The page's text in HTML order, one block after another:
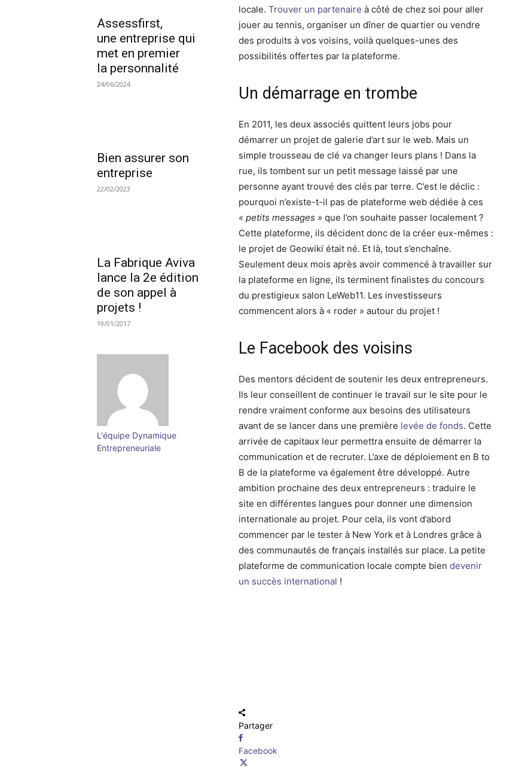
Assessfirst,
une entreprise qui
met en premier
la personnalité
24/06/2024
Bien assurer son
entreprise
22/02/2023
La Fabrique Aviva
lance la 2e édition
de son appel à
projets !
19/01/2017
L'équipe Dynamique
Entrepreneuriale
locale.Trouver un partenaire à côté de chez soi pour aller
jouer au tennis, organiser un dîner de quartier ou vendre
des produits à vos voisins, voilà quelques-unes des
possibilités offertes par la plateforme.
Un démarrage en trombe
En 2011, les deux associés quittent leurs jobs pour
démarrer un projet de galerie d’art sur le web. Mais un
simple trousseau de clé va changer leurs plans ! Dans la
rue, ils tombent sur un petit message laissé par une
personne ayant trouvé des clés par terre. C’est le déclic :
pourquoi n’existe-t-il pas de plateforme web dédiée à ces
« petits messages » que l’on souhaite passer localement ?
Cette plateforme, ils décident donc de la créer eux-mêmes :
le projet de Geowiki était né. Et là, tout s’enchaîne.
Seulement deux mois après avoir commencé à travailler sur
la plateforme en ligne, ils terminent finalistes du concours
du prestigieux salon LeWeb11. Les investisseurs
commencent alors à « roder » autour du projet !
Le Facebook des voisins
Des mentors décident de soutenir les deux entrepreneurs.
Ils leur conseillent de continuer le travail sur le site pour le
rendre vraiment conforme aux besoins des utilisateurs
avant de se lancer dans une première levée de fonds. Cette
arrivée de capitaux leur permettra ensuite de démarrer la
communication et de recruter. L’axe de déploiement en B to
B de la plateforme va également être développé. Autre
ambition prochaine des deux entrepreneurs : traduire le
site en différentes langues pour donner une dimension
internationale au projet. Pour cela, ils vont d’abord
commencer par le tester à New York et à Londres grâce à
des communautés de français installés sur place. La petite
plateforme de communication locale compte biendevenir
un succès international !
Partager
Facebook